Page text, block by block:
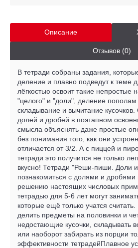
Описание
Отзывов (0)
В тетради собраны задания,
деление и плавно подведут к теме
лёгкостью освоит такие непростые
"целого" и "доли", деление пополам
складывание и вычитание
долей и дробей в поэтапном
смысла объяснять даже простые
без понимания того, как они
отличается от 3/2. А с пиццей и
тетради это получится не только
вкусно! Тетради "Реши-пиши. Доли
познакомиться с долями и дробями
решению настоящих числовых
тетрадью для 5-6 лет могут
которые ещё только учатся
делить предметы на половинки и
недостающие кусочки, складывать
или наоборот забирать из порции
эффективности тетрадейПлавное